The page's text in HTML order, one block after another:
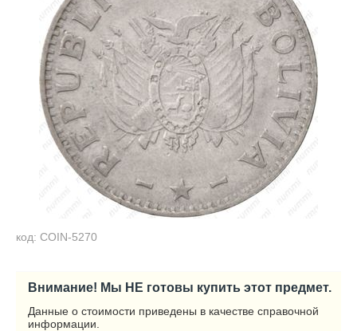
код: COIN-5270
Внимание! Мы НЕ готовы купить этот предмет.
Данные о стоимости приведены в качестве справочной
информации.